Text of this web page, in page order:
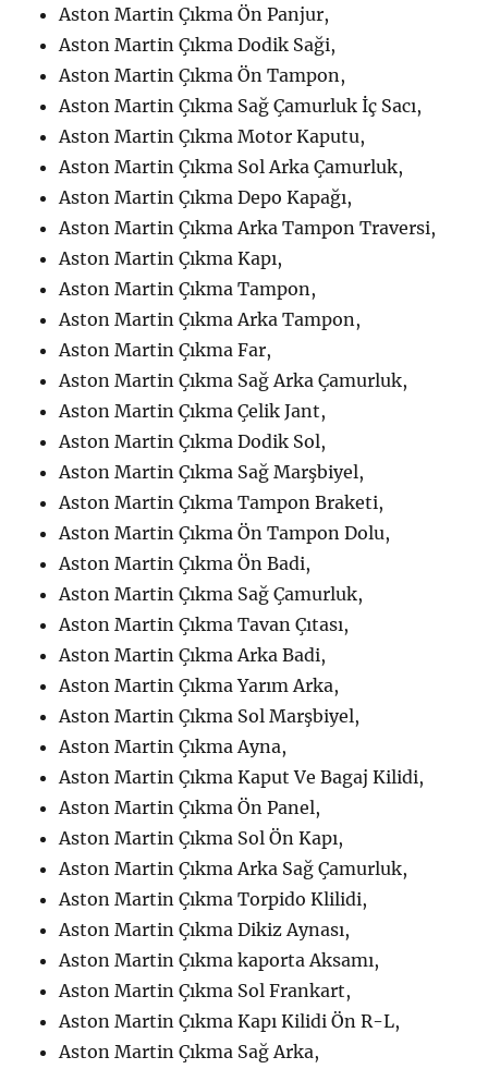
Aston Martin Çıkma Ön Panjur,
Aston Martin Çıkma Dodik Saği,
Aston Martin Çıkma Ön Tampon,
Aston Martin Çıkma Sağ Çamurluk İç Sacı,
Aston Martin Çıkma Motor Kaputu,
Aston Martin Çıkma Sol Arka Çamurluk,
Aston Martin Çıkma Depo Kapağı,
Aston Martin Çıkma Arka Tampon Traversi,
Aston Martin Çıkma Kapı,
Aston Martin Çıkma Tampon,
Aston Martin Çıkma Arka Tampon,
Aston Martin Çıkma Far,
Aston Martin Çıkma Sağ Arka Çamurluk,
Aston Martin Çıkma Çelik Jant,
Aston Martin Çıkma Dodik Sol,
Aston Martin Çıkma Sağ Marşbiyel,
Aston Martin Çıkma Tampon Braketi,
Aston Martin Çıkma Ön Tampon Dolu,
Aston Martin Çıkma Ön Badi,
Aston Martin Çıkma Sağ Çamurluk,
Aston Martin Çıkma Tavan Çıtası,
Aston Martin Çıkma Arka Badi,
Aston Martin Çıkma Yarım Arka,
Aston Martin Çıkma Sol Marşbiyel,
Aston Martin Çıkma Ayna,
Aston Martin Çıkma Kaput Ve Bagaj Kilidi,
Aston Martin Çıkma Ön Panel,
Aston Martin Çıkma Sol Ön Kapı,
Aston Martin Çıkma Arka Sağ Çamurluk,
Aston Martin Çıkma Torpido Klilidi,
Aston Martin Çıkma Dikiz Aynası,
Aston Martin Çıkma kaporta Aksamı,
Aston Martin Çıkma Sol Frankart,
Aston Martin Çıkma Kapı Kilidi Ön R-L,
Aston Martin Çıkma Sağ Arka,